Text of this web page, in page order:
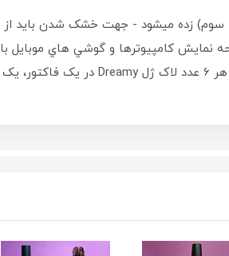
سوم) زده ميشود - جهت خشک شدن بايد از
است، و صفحه نمايش کامپيوترها و گوشي هاي موبايل با
هم متفاوت ميباشد، ممکن است توناژ رنگ لاک ژل ارسالي با رنگي که در تصوير ميبينيد کمي متفاوت باشد - ((با خريد هر 6 عدد لاک ژل Dreamy در يک فاکتور، يک